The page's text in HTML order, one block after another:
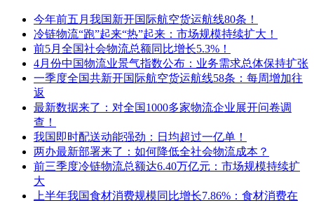
今年前五月我国新开国际航空货运航线80条！
冷链物流“跑”起来“热”起来：市场规模持续扩大！
前5月全国社会物流总额同比增长5.3%！
4月份中国物流业景气指数公布：业务需求总体保持扩张
一季度全国共新开国际航空货运航线58条：每周增加往
返
最新数据来了：对全国1000多家物流企业展开问卷调
查！
我国即时配送动能强劲：日均超过一亿单！
两办最新部署来了：如何降低全社会物流成本？
前三季度冷链物流总额达6.40万亿元：市场规模持续扩
大
上半年我国食材消费规模同比增长7.86%：食材消费在